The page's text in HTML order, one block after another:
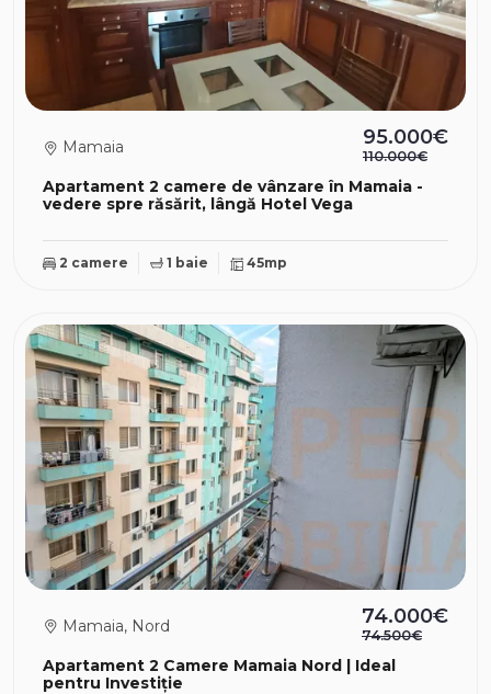
Apartament 2 camere de vânzare în Mamaia -
vedere spre răsărit, lângă Hotel Vega
Mamaia 95.000€
110.000€
2 camere 1 baie 45mp
Apartament 2 Camere Mamaia Nord | Ideal
pentru Investiție
Mamaia, Nord 74.000€
74.500€